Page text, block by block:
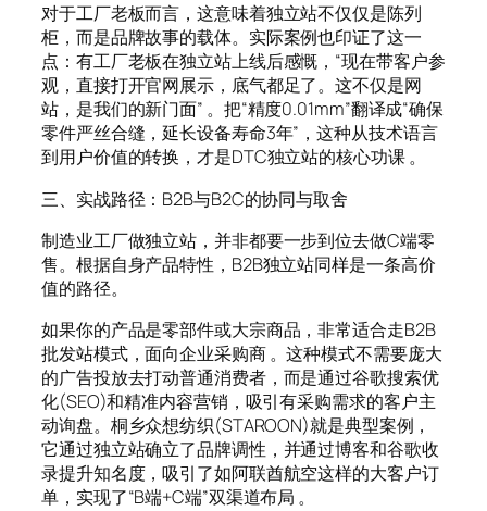
对于工厂老板而言，这意味着独立站不仅仅是陈列
柜，而是品牌故事的载体。实际案例也印证了这一
点：有工厂老板在独立站上线后感慨，“现在带客户参
观，直接打开官网展示，底气都足了。这不仅是网
站，是我们的新门面” 。把“精度0.01mm”翻译成“确保
零件严丝合缝，延长设备寿命3年”，这种从技术语言
到用户价值的转换，才是DTC独立站的核心功课 。
三、实战路径：B2B与B2C的协同与取舍
制造业工厂做独立站，并非都要一步到位去做C端零
售。根据自身产品特性，B2B独立站同样是一条高价
值的路径。
如果你的产品是零部件或大宗商品，非常适合走B2B
批发站模式，面向企业采购商 。这种模式不需要庞大
的广告投放去打动普通消费者，而是通过谷歌搜索优
化(SEO)和精准内容营销，吸引有采购需求的客户主
动询盘。桐乡众想纺织(STAROON)就是典型案例，
它通过独立站确立了品牌调性，并通过博客和谷歌收
录提升知名度，吸引了如阿联酋航空这样的大客户订
单，实现了“B端+C端”双渠道布局 。